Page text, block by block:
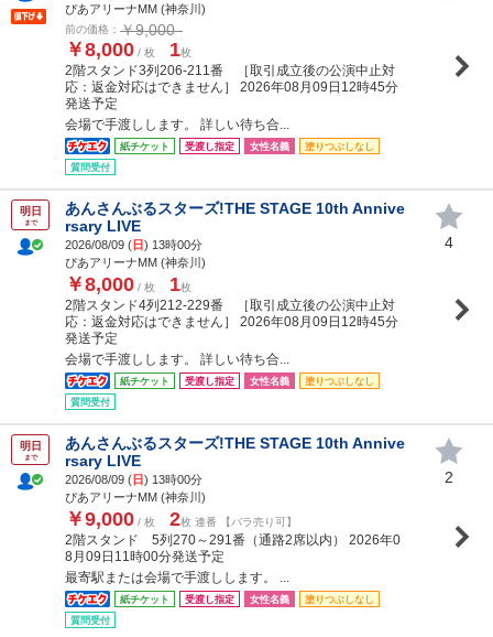
ぴあアリーナMM (神奈川)
前の価格： ￥9,000
￥8,000 / 枚 1枚
2階スタンド3列206-211番 ［取引成立後の公演中止対
応：返金対応はできません］ 2026年08月09日12時45分
発送予定
会場で手渡しします。 詳しい待ち合...
紙チケット 受渡し指定 女性名義
塗りつぶしなし
質問受付
明日
まで
あんさんぶるスターズ!THE STAGE 10th Annive
rsary LIVE
2026/08/09 (日) 13時00分
ぴあアリーナMM (神奈川)
￥8,000 / 枚 1枚
2階スタンド4列212-229番 ［取引成立後の公演中止対
応：返金対応はできません］ 2026年08月09日12時45分
発送予定
会場で手渡しします。 詳しい待ち合...
紙チケット 受渡し指定 女性名義
塗りつぶしなし
質問受付
4
明日
まで
あんさんぶるスターズ!THE STAGE 10th Annive
rsary LIVE
2026/08/09 (日) 13時00分
ぴあアリーナMM (神奈川)
￥9,000 / 枚 2枚 連番 【バラ売り可】
2階スタンド 5列270～291番（通路2席以内） 2026年0
8月09日11時00分発送予定
最寄駅または会場で手渡しします。 ...
紙チケット 受渡し指定 女性名義
塗りつぶしなし
質問受付
2